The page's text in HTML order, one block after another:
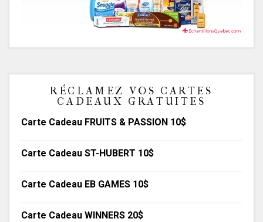
RÉCLAMEZ VOS CARTES
CADEAUX GRATUITES
Carte Cadeau FRUITS & PASSION 10$
Carte Cadeau ST-HUBERT 10$
Carte Cadeau EB GAMES 10$
Carte Cadeau WINNERS 20$